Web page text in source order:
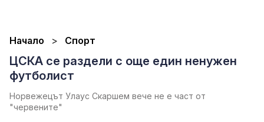
Начало Спорт
ЦСКА се раздели с още един ненужен
футболист
Норвежецът Улаус Скаршем вече не е част от
"червените"